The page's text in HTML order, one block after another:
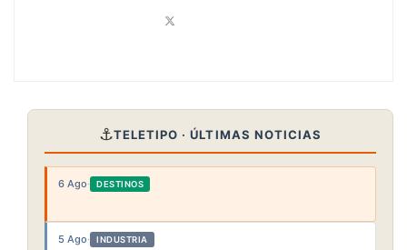
⚓TELETIPO · ÚLTIMAS NOTICIAS
6 Ago· DESTINOS
5 Ago· INDUSTRIA